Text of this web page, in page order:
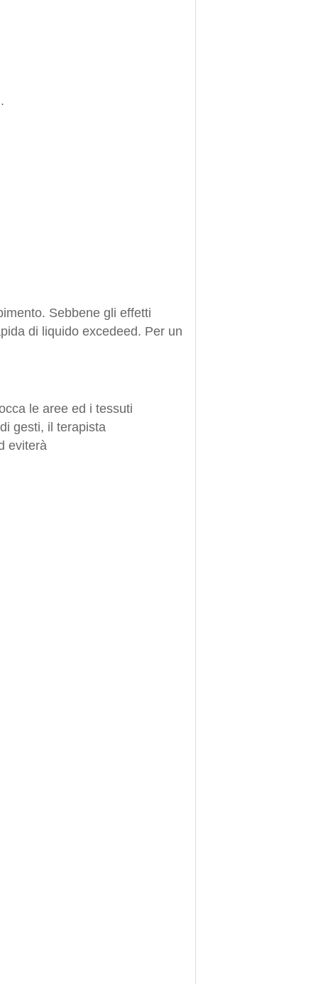
Sebbene gli effetti
di liquido excedeed. Per un
le aree ed i tessuti
gesti, il terapista
eviterà